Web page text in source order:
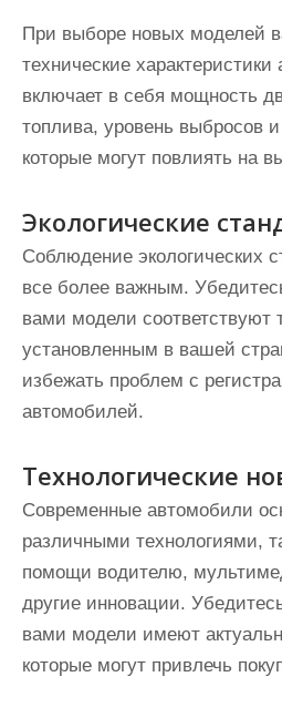
При выборе новых моделей
технические
включает в себя мощность
топлива, уровень выбросов
которые могут повлиять на
Экологические
Соблюдение экологических
все более важным.
вами модели соответствуют
установленным в вашей
избежать проблем с
автомобилей.
Технологические
Современные автомобили
различными технологиями,
помощи водителю,
другие инновации.
вами модели имеют
которые могут привлечь